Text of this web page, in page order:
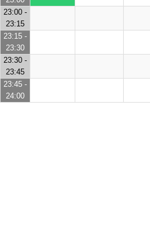
23:00 -
23:15
23:15 -
23:30
23:30 -
23:45
23:45 -
24:00